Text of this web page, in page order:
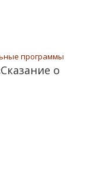
программы
о